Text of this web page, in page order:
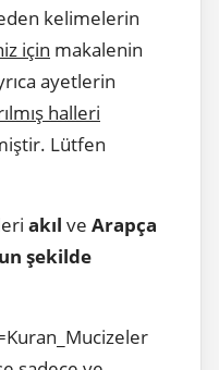
kelimelerin
için makalenin
ayetlerin
halleri
Lütfen
akıl ve Arapça
şekilde